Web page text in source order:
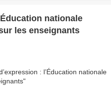
nationale
les enseignants